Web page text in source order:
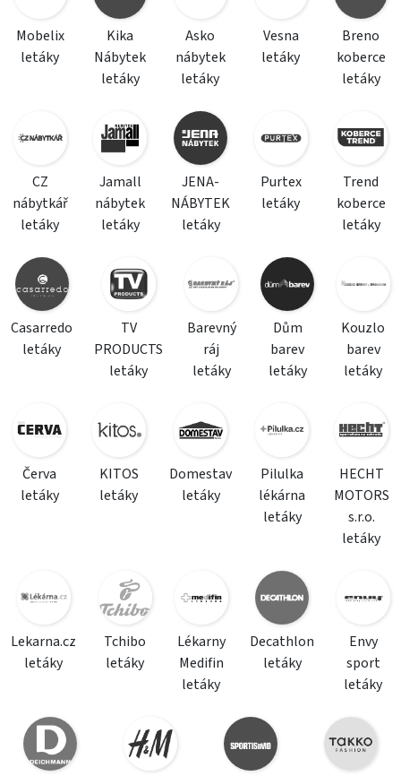
Mobelix
letáky
Kika
Nábytek
letáky
Asko
nábytek
letáky
Vesna
letáky
Breno
koberce
letáky
CZ
nábytkář
letáky
Jamall
nábytek
letáky
JENA-
NÁBYTEK
letáky
Purtex
letáky
Trend
koberce
letáky
Casarredo
letáky
TV
PRODUCTS
letáky
Barevný
ráj
letáky
Dům
barev
letáky
Kouzlo
barev
letáky
Červa
letáky
KITOS
letáky
Domestav
letáky
Pilulka
lékárna
letáky
HECHT
MOTORS
s.r.o.
letáky
Lekarna.cz
letáky
Tchibo
letáky
Lékarny
Medifin
letáky
Decathlon
letáky
Envy
sport
letáky